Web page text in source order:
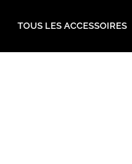
TOUS LES ACCESSOIRES